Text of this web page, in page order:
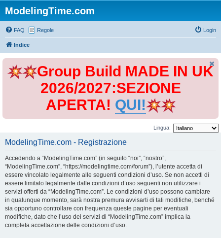
ModelingTime.com
FAQ Regole Login
Indice
Group Build MADE IN UK
2026/2027:SEZIONE
APERTA! QUI!
Lingua:
ModelingTime.com - Registrazione
Accedendo a “ModelingTime.com” (in seguito “noi”, “nostro”,
“ModelingTime.com”, “https://modelingtime.com/forum”), l’utente accetta di
essere vincolato legalmente alle seguenti condizioni d’uso. Se non accetti di
essere limitato legalmente dalle condizioni d’uso seguenti non utilizzare i
servizi offerti da “ModelingTime.com”. Le condizioni d’uso possono cambiare
in qualunque momento, sarà nostra premura avvisarti di tali modifiche, benché
sia opportuno controllare con frequenza queste pagine per eventuali
modifiche, dato che l’uso dei servizi di “ModelingTime.com” implica la
completa accettazione delle condizioni d’uso.